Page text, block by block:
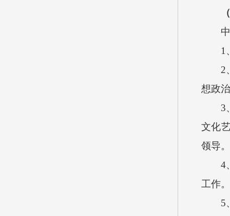
1
2
想政
3
文化
领导。
4
工作。
5